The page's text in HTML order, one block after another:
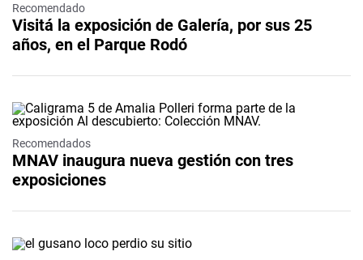
Recomendado
Visitá la exposición de Galería, por sus 25
años, en el Parque Rodó
Recomendados
MNAV inaugura nueva gestión con tres
exposiciones